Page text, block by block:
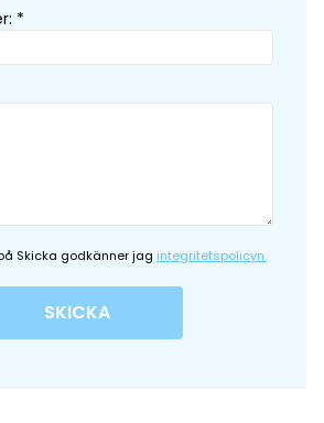
: *
Skicka godkänner jag integritetspolicyn.
SKICKA